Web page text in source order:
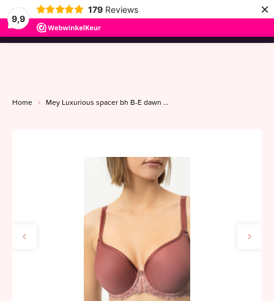
9,9
179 Reviews ×
menu
Home Mey Luxurious spacer bh B-E dawn blush